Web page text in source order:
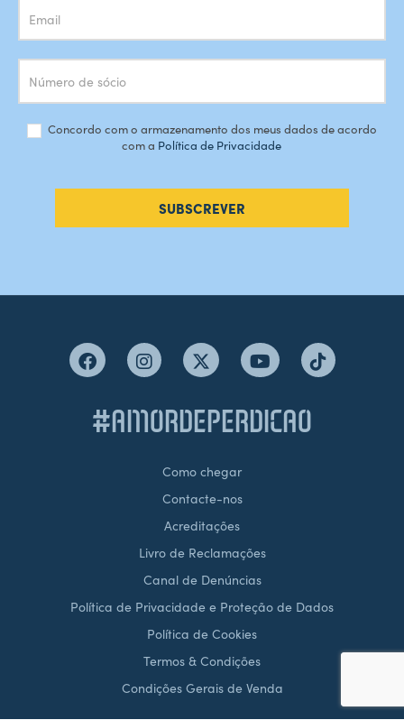
Concordo com o armazenamento dos meus dados de acordo
com a Política de Privacidade
SUBSCREVER
#AMORDEPERDICAO
Como chegar
Contacte-nos
Acreditações
Livro de Reclamações
Canal de Denúncias
Política de Privacidade e Proteção de Dados
Política de Cookies
Termos & Condições
Condições Gerais de Venda